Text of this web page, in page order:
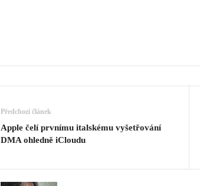
Předchozí článek
Apple čelí prvnímu italskému vyšetřování
DMA ohledně iCloudu